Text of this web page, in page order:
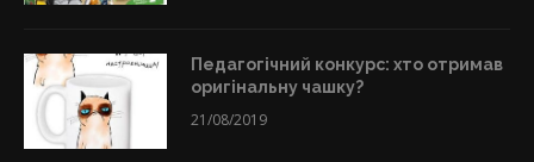
Педагогічний конкурс: хто отримав
оригінальну чашку?
21/08/2019